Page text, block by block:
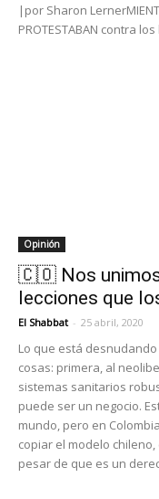
|por Sharon
PROTESTABAN contra
Opinión
🇨🇴 Nos unimos
lecciones que
El Shabbat - 25 abril, 2020
Lo que está
cosas: primera, al
sistemas sanitarios
puede ser un negocio.
mundo, pero en
copiar el modelo
pesar de que es un